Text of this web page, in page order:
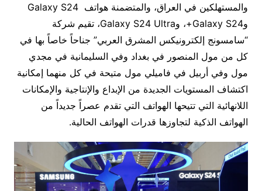
والمستهلكين في العراق، والمتضمنة هواتف Galaxy S24
وGalaxy S24+، وGalaxy S24 Ultra، تقيم شركة
“سامسونج إلكترونيكس المشرق العربي” جناحاً خاصاً بها في
كل من مول المنصور في بغداد وفي السليمانية في مجدي
مول وفي أربيل في فاميلي مول متيحة في كل منهما إمكانية
اكتشاف المستويات الجديدة من الإبداع والإنتاجية والإمكانات
اللانهائية التي تتيحها الهواتف التي تقدم عصراً جديداً من
الهواتف الذكية لتجاوزها قدرات الهواتف الحالية.